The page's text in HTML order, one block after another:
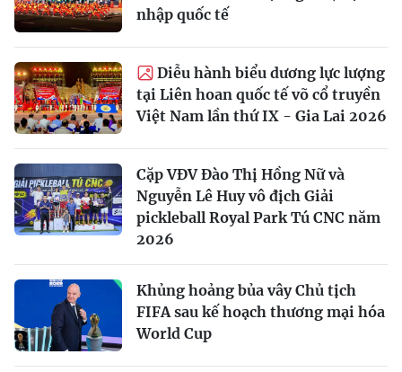
nhập quốc tế
Diễu hành biểu dương lực lượng
tại Liên hoan quốc tế võ cổ truyền
Việt Nam lần thứ IX - Gia Lai 2026
Cặp VĐV Đào Thị Hồng Nữ và
Nguyễn Lê Huy vô địch Giải
pickleball Royal Park Tú CNC năm
2026
Khủng hoảng bủa vây Chủ tịch
FIFA sau kế hoạch thương mại hóa
World Cup